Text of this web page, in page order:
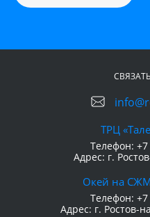
ТРЦ
Телефон:
Адрес: г.
Окей на
Телефон:
Адрес: г. Ростов-